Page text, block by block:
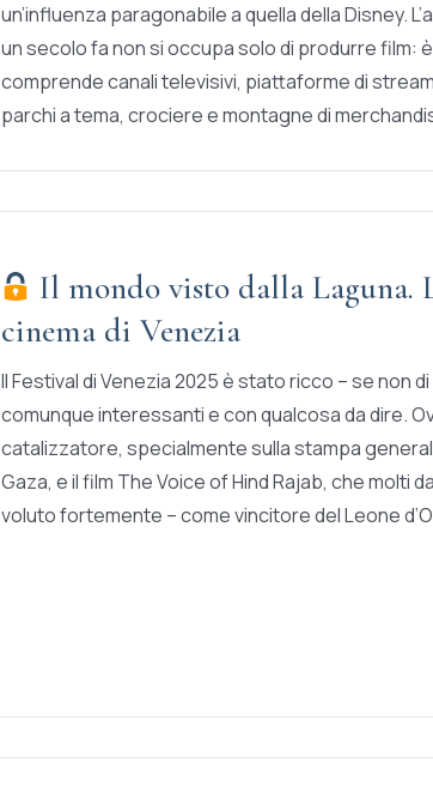
un’influenza paragonabile a quella della Disney.
un secolo fa non si occupa solo di produrre film:
comprende canali televisivi, piattaforme di
parchi a tema, crociere e montagne di
Il mondo visto dalla Laguna.
cinema di Venezia
Il Festival di Venezia 2025 è stato ricco – se non
comunque interessanti e con qualcosa da dire.
catalizzatore, specialmente sulla stampa
Gaza, e il film The Voice of Hind Rajab, che molti
voluto fortemente – come vincitore del Leone